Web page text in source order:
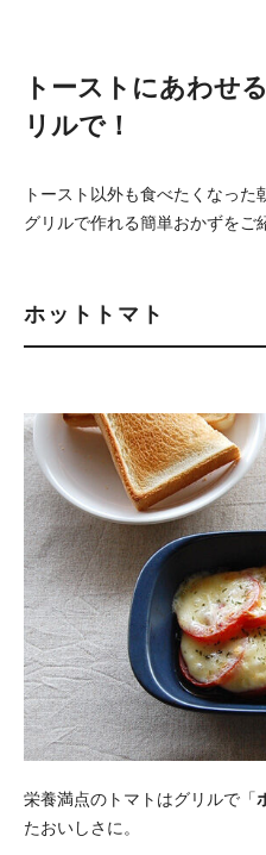
トーストにあわせ
リルで！
トースト以外も食べたくなっ
グリルで作れる簡単おかずをご
ホットトマト
栄養満点のトマトはグリルで「
たおいしさに。